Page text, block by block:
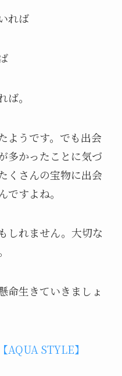
れば
。
ようです。でも出会
多かったことに気づ
くさんの宝物に出会
すよね。
しれません。大切な
命生きていきましょ
AQUA STYLE】